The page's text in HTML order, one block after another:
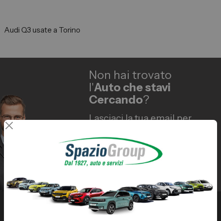
Soluzioni Business
Dipendenti Stellantis
Gruppo Spazio
Il Gruppo Spazio
Impegno per l’Ambiente
Impegno per il Sociale
Comunità Energetica
Sedi e Recapiti
Audi Q3 usate a Torino
Non hai trovato
l'Auto che stavi
Cercando?
Lasciaci la tua email per
corrispondono alla tua
ricerca!